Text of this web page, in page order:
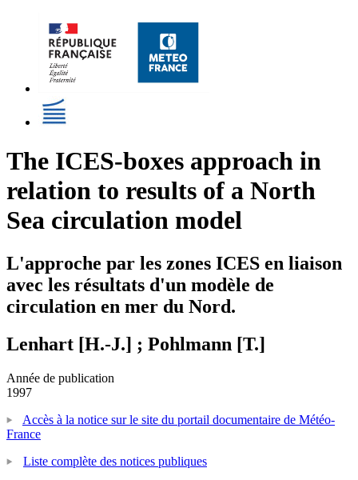
The ICES-boxes approach in
relation to results of a North
Sea circulation model
L'approche par les zones ICES en liaison
avec les résultats d'un modèle de
circulation en mer du Nord.
Lenhart [H.-J.] ; Pohlmann [T.]
Année de publication
1997
Accès à la notice sur le site du portail documentaire de Météo-
France
Liste complète des notices publiques